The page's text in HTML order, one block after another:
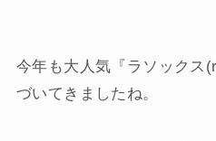
今年も大人気『ラソックス
づいてきましたね。